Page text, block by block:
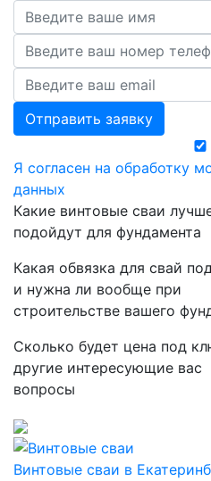
Отправить заявку
Я согласен на обработку
данных
Какие винтовые сваи
подойдут для фундамента
Какая обвязка для свай
и нужна ли вообще при
строительстве вашего
Сколько будет цена под
другие интересующие вас
вопросы
Винтовые сваи в